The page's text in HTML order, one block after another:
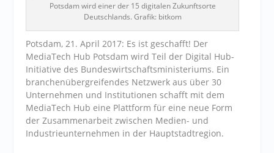
Potsdam wird einer der 15 digitalen Zukunftsorte
Deutschlands. Grafik: bitkom
Potsdam, 21. April 2017: Es ist geschafft! Der
MediaTech Hub Potsdam wird Teil der Digital Hub-
Initiative des Bundeswirtschaftsministeriums. Ein
branchenübergreifendes Netzwerk aus über 30
Unternehmen und Institutionen schafft mit dem
MediaTech Hub eine Plattform für eine neue Form
der Zusammenarbeit zwischen Medien- und
Industrieunternehmen in der Hauptstadtregion.